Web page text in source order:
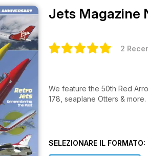
Jets Magazine
2
We feature the 50th Red
178, seaplane Otters & more.
SELEZIONARE IL FORMATO: